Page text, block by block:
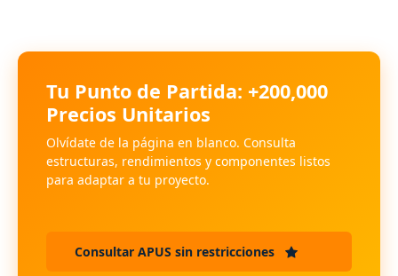
Tu Punto de Partida: +200,000
Precios Unitarios
Olvídate de la página en blanco. Consulta
estructuras, rendimientos y componentes listos
para adaptar a tu proyecto.
Consultar APUS sin restricciones